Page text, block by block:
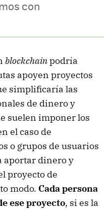
con
blockchainpodría
apoyen proyectos
simplificaría las
de dinero y
suelen imponer los
el caso de
o grupos de usuarios
aportar dinero y
proyecto de
modo. Cada persona
ese proyecto, si es la